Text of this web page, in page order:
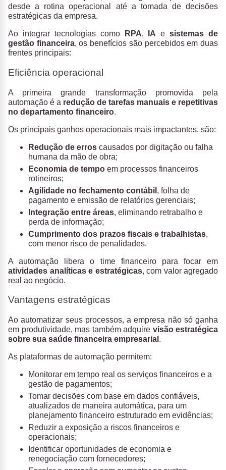
desde a rotina operacional até a tomada de decisões
estratégicas da empresa.
Ao integrar tecnologias como RPA, IA esistemas de
gestão financeira, os benefícios são percebidos em duas
frentes principais:
Eficiência operacional
A primeira grande transformação promovida pela
automação é a redução de tarefas manuais e repetitivas
no departamento financeiro.
Os principais ganhos operacionais mais impactantes, são:
Redução de erros causados por digitação ou falha
humana da mão de obra;
Economia de tempo em processos financeiros
rotineiros;
Agilidade no fechamento contábil , folha de
pagamento e emissão de relatórios gerenciais;
Integração entre áreas, eliminando retrabalho e
perda de informação;
Cumprimento dos prazos fiscais e trabalhistas,
com menor risco de penalidades.
A automação libera o time financeiro para focar em
atividades analíticas e estratégicas, com valor agregado
real ao negócio.
Vantagens estratégicas
Ao automatizar seus processos, a empresa não só ganha
em produtividade, mas também adquire visão estratégica
sobre sua saúde financeira empresarial .
As plataformas de automação permitem:
Monitorar em tempo real os serviços financeiros e a
gestão de pagamentos;
Tomar decisões com base em dados confiáveis,
atualizados de maneira automática, para um
planejamento financeiro estruturado em evidências;
Reduzir a exposição a riscos financeiros e
operacionais;
Identificar oportunidades de economia e
renegociação com fornecedores;